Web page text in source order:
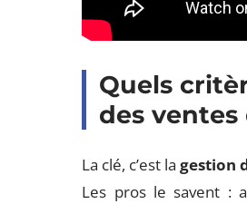
Quels
des ventes
La clé, c’est lagestion
Les pros le savent :